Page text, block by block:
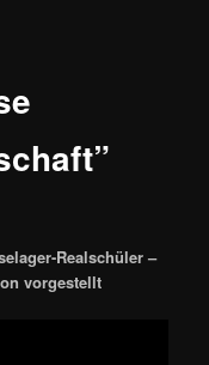
Realschüler –
vorgestellt